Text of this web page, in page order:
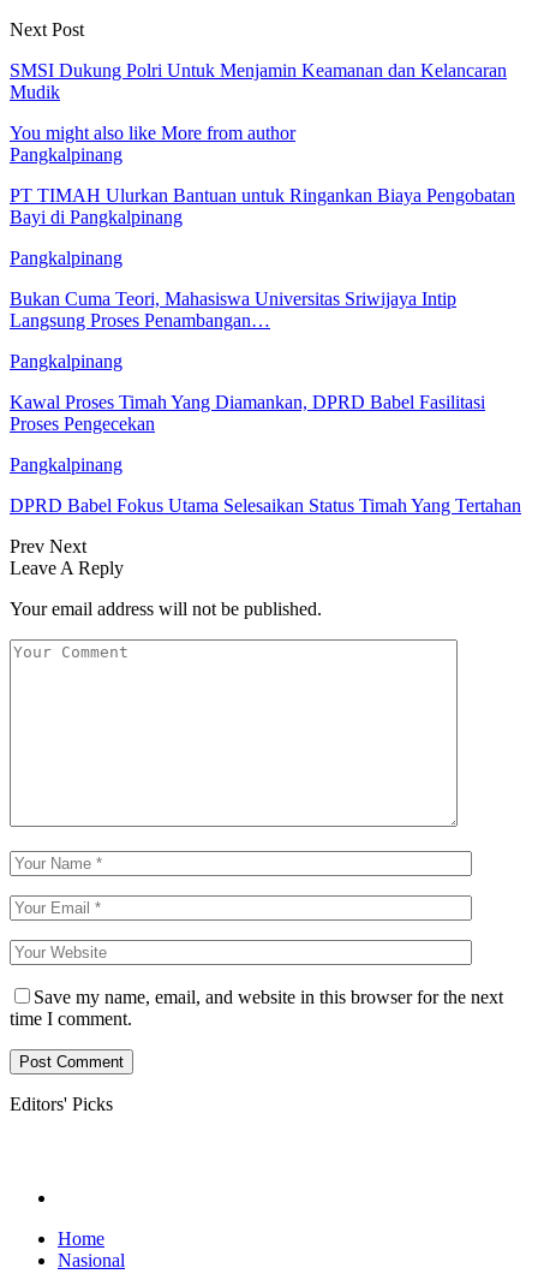
Next Post
SMSI Dukung Polri Untuk Menjamin Keamanan dan Kelancaran
Mudik
You might also like More from author
Pangkalpinang
PT TIMAH Ulurkan Bantuan untuk Ringankan Biaya Pengobatan
Bayi di Pangkalpinang
Pangkalpinang
Bukan Cuma Teori, Mahasiswa Universitas Sriwijaya Intip
Langsung Proses Penambangan…
Pangkalpinang
Kawal Proses Timah Yang Diamankan, DPRD Babel Fasilitasi
Proses Pengecekan
Pangkalpinang
DPRD Babel Fokus Utama Selesaikan Status Timah Yang Tertahan
Prev Next
Leave A Reply
Your email address will not be published.
Save my name, email, and website in this browser for the next
time I comment.
Editors' Picks
Home
Nasional